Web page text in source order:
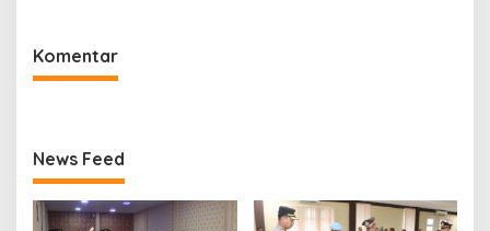
Komentar
News Feed